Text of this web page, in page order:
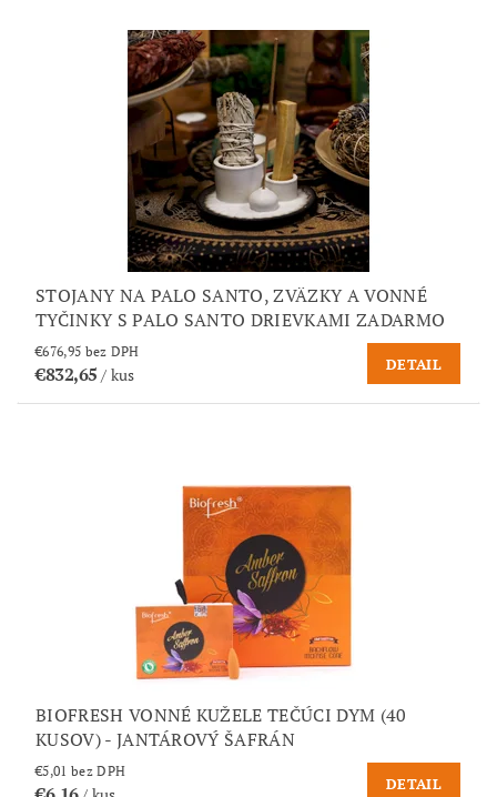
STOJANY NA PALO SANTO, ZVÄZKY A VONNÉ
TYČINKY S PALO SANTO DRIEVKAMI ZADARMO
€676,95 bez DPH
€832,65/ kus
DETAIL
BIOFRESH VONNÉ KUŽELE TEČÚCI DYM (40
KUSOV) - JANTÁROVÝ ŠAFRÁN
€5,01 bez DPH
DETAIL